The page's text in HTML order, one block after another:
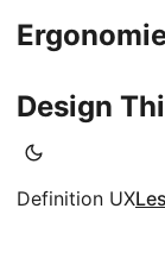
Design
Definition UX